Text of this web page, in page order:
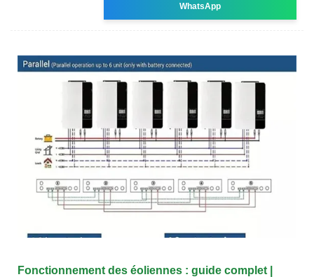
WhatsApp
Fonctionnement des éoliennes : guide complet |